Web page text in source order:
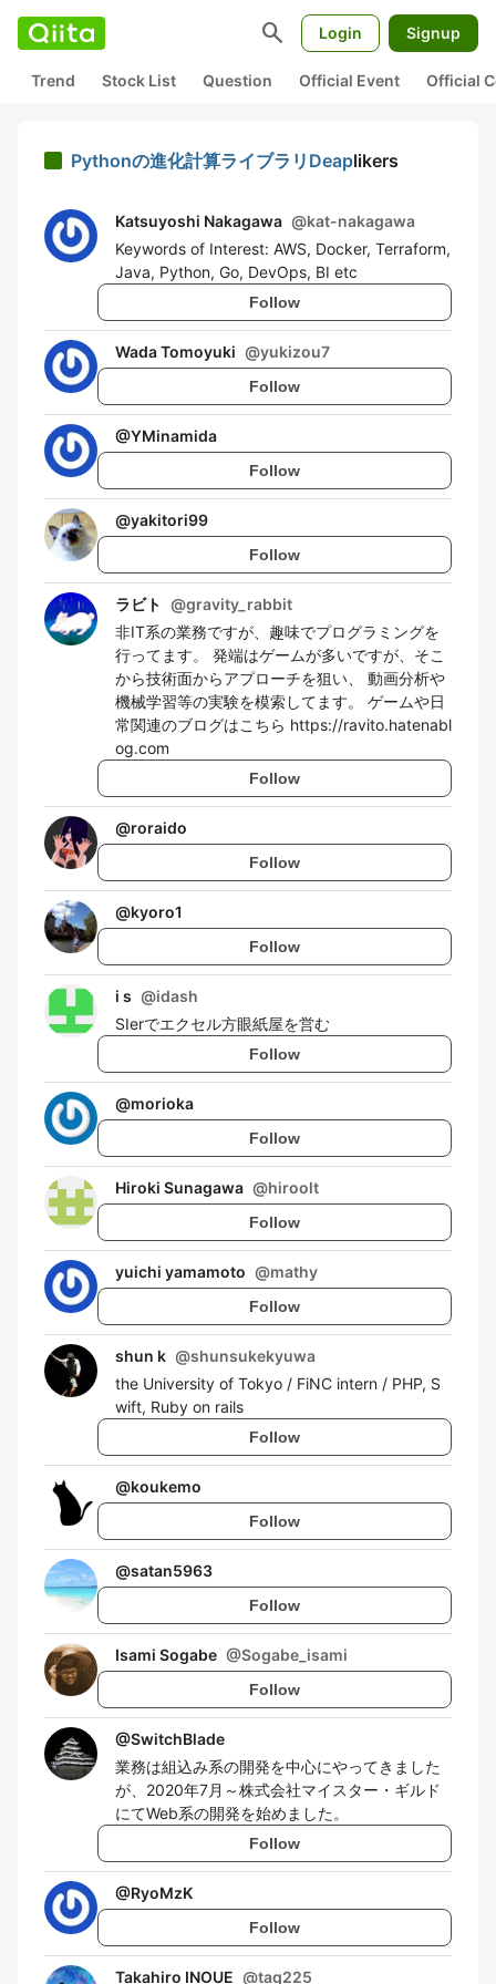
search Login Signup
Trend Stock List Question Official Event Official
Pythonの進化計算ライブラリDeaplikers
Katsuyoshi Nakagawa @kat-nakagawa
Keywords of Interest: AWS, Docker, Terraform,
Java, Python, Go, DevOps, BI etc
Follow
Wada Tomoyuki @yukizou7
Follow
@YMinamida
Follow
@yakitori99
Follow
ラビト @gravity_rabbit
非IT系の業務ですが、趣味でプログラミングを
行ってます。 発端はゲームが多いですが、そこ
から技術面からアプローチを狙い、 動画分析や
機械学習等の実験を模索してます。 ゲームや日
常関連のブログはこちら https://ravito.hatenabl
og.com
Follow
@roraido
Follow
@kyoro1
Follow
i s @idash
SIerでエクセル方眼紙屋を営む
Follow
@morioka
Follow
Hiroki Sunagawa @hiroolt
Follow
yuichi yamamoto @mathy
Follow
shun k @shunsukekyuwa
the University of Tokyo / FiNC intern / PHP, S
wift, Ruby on rails
Follow
@koukemo
Follow
@satan5963
Follow
Isami Sogabe @Sogabe_isami
Follow
@SwitchBlade
業務は組込み系の開発を中心にやってきました
が、2020年7月～株式会社マイスター・ギルド
にてWeb系の開発を始めました。
Follow
@RyoMzK
Follow
Takahiro INOUE @taq225